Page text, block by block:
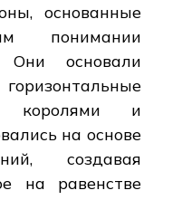
основанные
понимании
Они основали
королями и
на основе
создавая
на равенстве